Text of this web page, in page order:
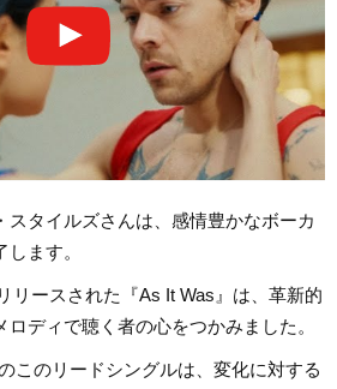
スタイルズさんは、感情豊かなボーカ
ます。
リースされた『As It Was』は、革新的
ディで聴く者の心をつかみました。
このリードシングルは、変化に対する